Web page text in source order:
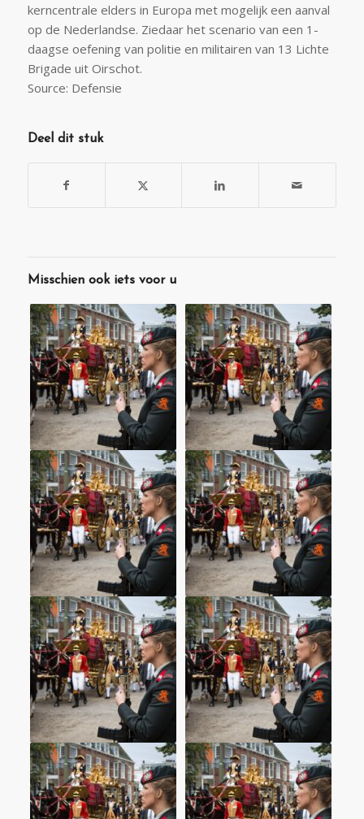
kerncentrale elders in Europa met mogelijk een aanval
op de Nederlandse. Ziedaar het scenario van een 1-
daagse oefening van politie en militairen van 13 Lichte
Brigade uit Oirschot.
Source: Defensie
Deel dit stuk
Misschien ook iets voor u